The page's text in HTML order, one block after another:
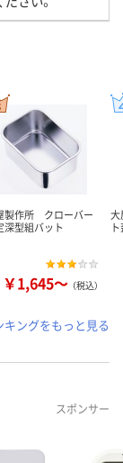
製作所 クローバー
深型組バット
￥1,645～ （税込）
キングをもっと見る
スポンサー